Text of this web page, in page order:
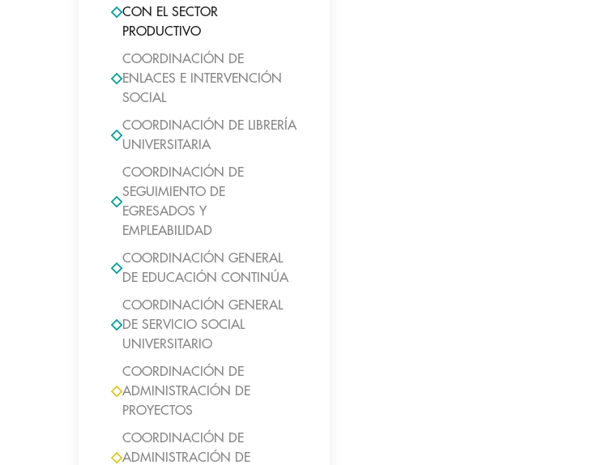
CON EL SECTOR
PRODUCTIVO
COORDINACIÓN DE
ENLACES E INTERVENCIÓN
SOCIAL
COORDINACIÓN DE LIBRERÍA
UNIVERSITARIA
COORDINACIÓN DE
SEGUIMIENTO DE
EGRESADOS Y
EMPLEABILIDAD
COORDINACIÓN GENERAL
DE EDUCACIÓN CONTINÚA
COORDINACIÓN GENERAL
DE SERVICIO SOCIAL
UNIVERSITARIO
COORDINACIÓN DE
ADMINISTRACIÓN DE
PROYECTOS
COORDINACIÓN DE
ADMINISTRACIÓN DE